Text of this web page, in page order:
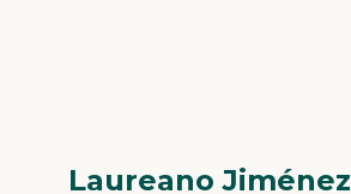
Laureano Jiménez